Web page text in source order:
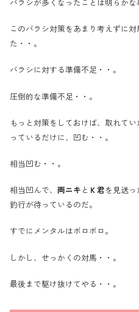
このバラシ対策をあまり考えずに
た・・。
バラシに対する準備不足・・。
圧倒的な準備不足・・。
もっと対策をしておけば、取れて
っているだけに、凹む・・。
相当凹む・・。
相当凹んで、 両ニキ と Ｋ君を見送っ
釣行が待っているのだ。
すでにメンタルはボロボロ。
しかし、せっかくの対馬・・。
最後まで駆け抜けてやる・・。